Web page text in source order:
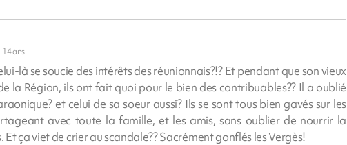
14 ans
là se soucie des intérêts des réunionnais?!? Et pendant que son vieux
la Région, ils ont fait quoi pour le bien des contribuables?? Il a oublié
et celui de sa soeur aussi? Ils se sont tous bien gavés sur les
avec toute la famille, et les amis, sans oublier de nourrir la
Et ça viet de crier au scandale?? Sacrément gonflés les Vergès!